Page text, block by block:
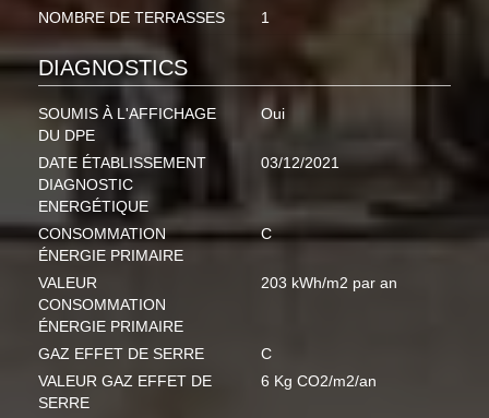
NOMBRE DE TERRASSES 1
DIAGNOSTICS
SOUMIS À L'AFFICHAGE
DU DPE
Oui
DATE ÉTABLISSEMENT
DIAGNOSTIC
ENERGÉTIQUE
03/12/2021
CONSOMMATION
ÉNERGIE PRIMAIRE
C
VALEUR
CONSOMMATION
ÉNERGIE PRIMAIRE
203 kWh/m2 par an
GAZ EFFET DE SERRE
C
VALEUR GAZ EFFET DE
SERRE
6 Kg CO2/m2/an